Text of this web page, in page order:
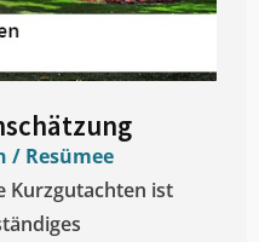
/ Resümee
Kurzgutachten ist